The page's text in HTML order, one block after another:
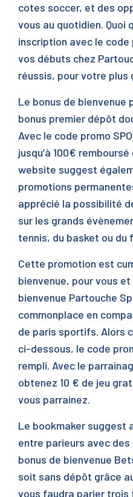
cotes soccer, et des
vous au quotidien. Quoi
inscription avec le code
vos débuts chez
réussis, pour votre plus
Le bonus de bienvenue
bonus premier dépôt
Avec le code promo
jusqu’à 100€
website suggest
promotions
apprécié la possibilité
sur les grands
tennis, du basket ou du
Cette promotion est
bienvenue, pour vous
bienvenue Partouche
commonplace en
de paris sportifs. Alors
ci-dessous, le code
rempli. Avec le
obtenez 10 € de jeu
vous parrainez.
Le bookmaker suggest
entre parieurs avec
bonus de bienvenue
soit sans dépôt grâce
vous faudra parier trois